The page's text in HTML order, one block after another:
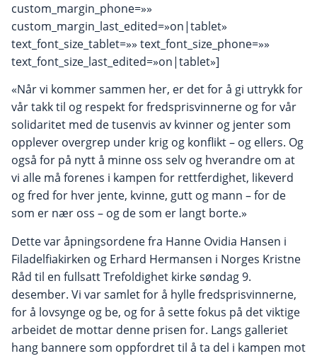
custom_margin_phone=»»
custom_margin_last_edited=»on|tablet»
text_font_size_tablet=»» text_font_size_phone=»»
text_font_size_last_edited=»on|tablet»]
«Når vi kommer sammen her, er det for å gi uttrykk for
vår takk til og respekt for fredsprisvinnerne og for vår
solidaritet med de tusenvis av kvinner og jenter som
opplever overgrep under krig og konflikt – og ellers. Og
også for på nytt å minne oss selv og hverandre om at
vi alle må forenes i kampen for rettferdighet, likeverd
og fred for hver jente, kvinne, gutt og mann – for de
som er nær oss – og de som er langt borte.»
Dette var åpningsordene fra Hanne Ovidia Hansen i
Filadelfiakirken og Erhard Hermansen i Norges Kristne
Råd til en fullsatt Trefoldighet kirke søndag 9.
desember. Vi var samlet for å hylle fredsprisvinnerne,
for å lovsynge og be, og for å sette fokus på det viktige
arbeidet de mottar denne prisen for. Langs galleriet
hang bannere som oppfordret til å ta del i kampen mot